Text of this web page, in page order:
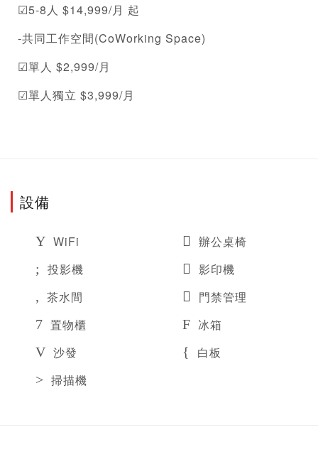
☑5-8人 $14,999/月 起
-共同工作空間(CoWorking Space)
☑單人 $2,999/月
☑單人獨立 $3,999/月
設備
WiFi
辦公桌椅
投影機
影印機
茶水間
門禁管理
置物櫃
冰箱
沙發
白板
掃描機